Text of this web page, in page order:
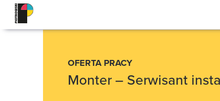
OFERTA PRACY
Monter – Serwisant